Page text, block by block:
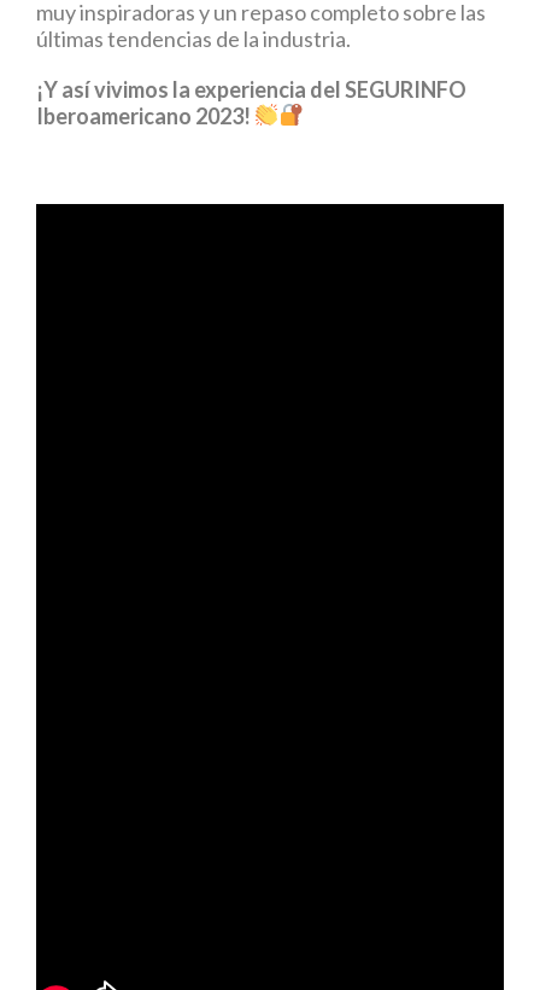
muy inspiradoras y un repaso completo sobre las
últimas tendencias de la industria.
¡Y así vivimos la experiencia del SEGURINFO
Iberoamericano 2023!